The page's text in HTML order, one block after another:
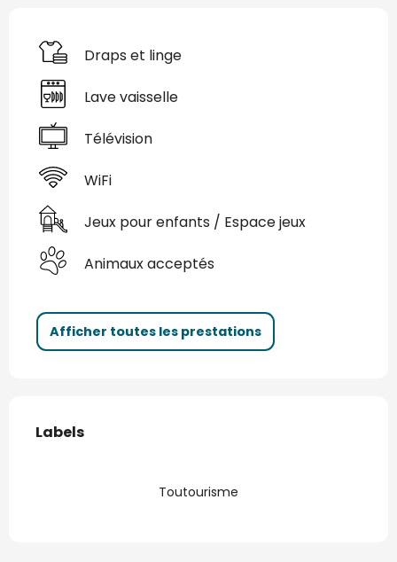
Draps et linge
Lave vaisselle
Télévision
WiFi
Jeux pour enfants / Espace jeux
Animaux acceptés
Afficher toutes les prestations
Labels
Labels
Toutourisme